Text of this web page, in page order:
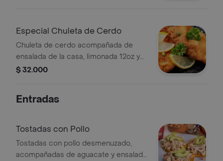
Especial Chuleta de Cerdo
Chuleta de cerdo acompañada de
ensalada de la casa, limonada 12oz y
tostadas de plátano.
$ 32.000
Entradas
Tostadas con Pollo
Tostadas con pollo desmenuzado,
acompañadas de aguacate y ensalada